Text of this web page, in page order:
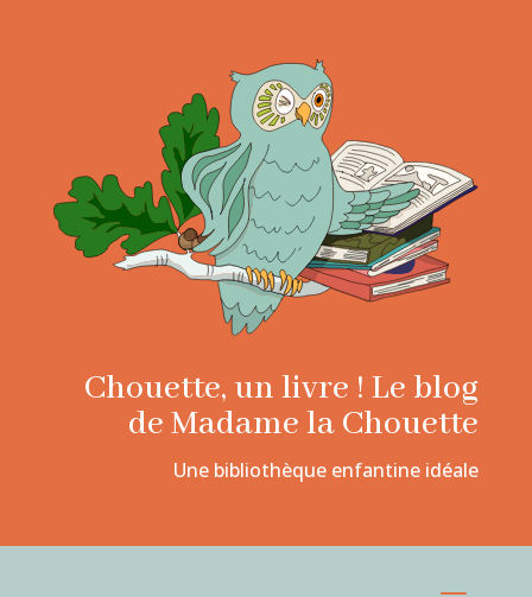
Chouette, un livre ! Le blog
de Madame la Chouette
Une bibliothèque enfantine idéale